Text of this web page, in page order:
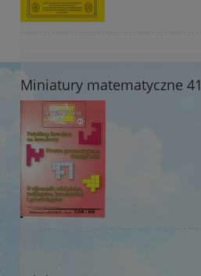
Miniatury matematyczne 41